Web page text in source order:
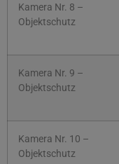
Kamera Nr. 8 –
Objektschutz
Kamera Nr. 9 –
Objektschutz
Kamera Nr. 10 –
Objektschutz